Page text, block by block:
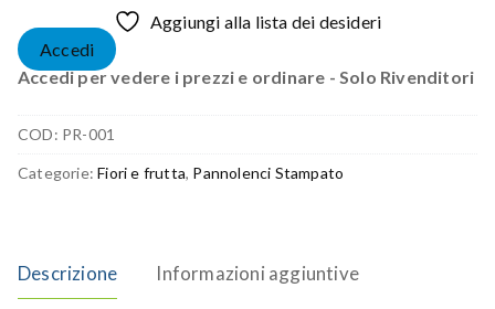
Aggiungi alla lista dei desideri
Accedi
Accedi per vedere i prezzi e ordinare - Solo Rivenditori
COD: PR-001
Categorie:Fiori e frutta, Pannolenci Stampato
Descrizione Informazioni aggiuntive